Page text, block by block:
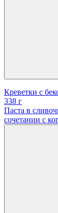
Креветки с
338 г
Паста в
сочетании с